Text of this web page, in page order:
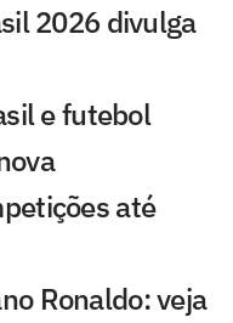
2026 divulga
e futebol
até
Ronaldo: veja